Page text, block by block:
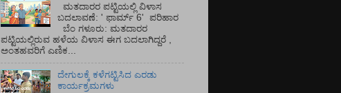
ಮತದಾರರ ಪಟ್ಟಿಯಲ್ಲಿ ವಿಳಾಸ
ಬದಲಾವಣೆ: ' ಫಾರ್ಮ್ 6' ಪರಿಹಾರ
ಬೆಂ ಗಳೂರು: ಮತದಾರರ
ಪಟ್ಟಿಯಲ್ಲಿರುವ ಹಳೆಯ ವಿಳಾಸ ಈಗ ಬದಲಾಗಿದ್ದರೆ ,
ಅಂತಹವರಿಗೆ ಎಣಿಕ...
ದೇಗುಲಕ್ಕೆ ಕಳೆಗಟ್ಟಿಸಿದ ಎರಡು
ಕಾರ್ಯಕ್ರಮಗಳು